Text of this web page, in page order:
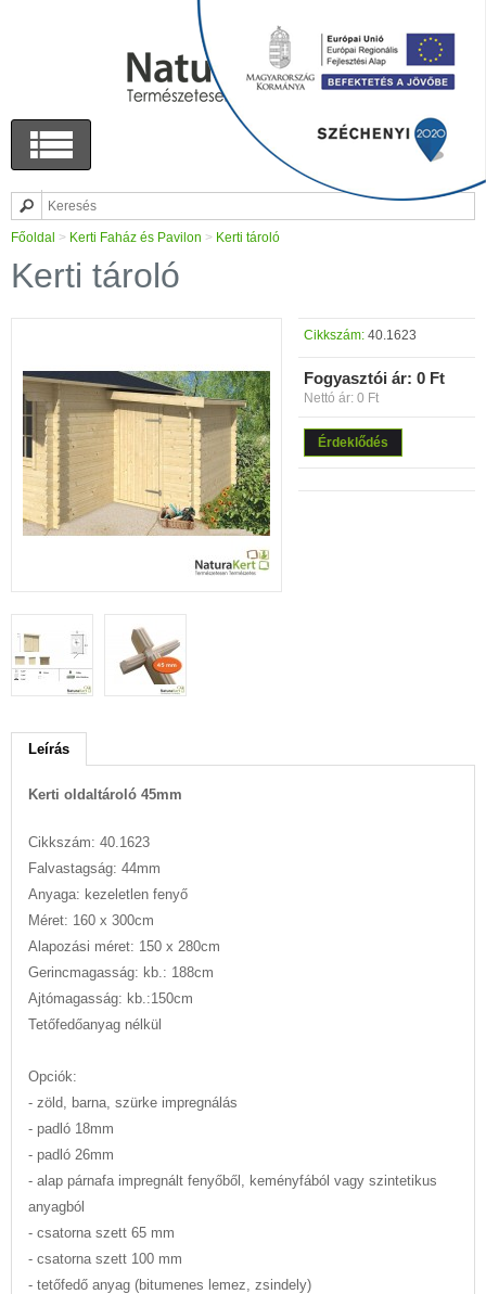
Főoldal > Kerti Faház és Pavilon > Kerti tároló
Kerti tároló
Cikkszám: 40.1623
Fogyasztói ár: 0 Ft
Nettó ár: 0 Ft
Érdeklődés
Leírás
Kerti oldaltároló 45mm
Cikkszám: 40.1623
Falvastagság: 44mm
Anyaga: kezeletlen fenyő
Méret: 160 x 300cm
Alapozási méret: 150 x 280cm
Gerincmagasság: kb.: 188cm
Ajtómagasság: kb.:150cm
Tetőfedőanyag nélkül
Opciók:
- zöld, barna, szürke impregnálás
- padló 18mm
- padló 26mm
- alap párnafa impregnált fenyőből, keményfából vagy szintetikus
anyagból
- csatorna szett 65 mm
- csatorna szett 100 mm
- tetőfedő anyag (bitumenes lemez, zsindely)